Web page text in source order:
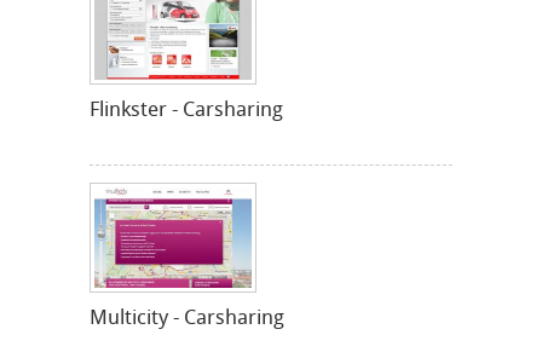
Flinkster - Carsharing
Multicity - Carsharing